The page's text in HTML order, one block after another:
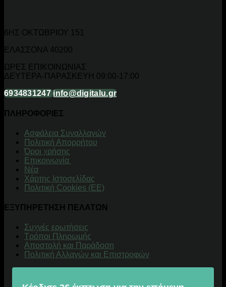
6ΗΣ ΟΚΤΩΒΡΙΟΥ 151
ΕΛΑΣΣΟΝΑ 40200
ΩΡΕΣ ΕΠΙΚΟΙΝΩΝΙΑΣ
ΔΕΥΤΕΡΑ-ΠΑΡΑΣΚΕΥΗ 09:00-17:00
6934831247 info@digitalu.gr
ΠΛΗΡΟΦΟΡΙΕΣ
Aσφάλεια Συναλλαγών
Πολιτική Απορρήτου
Όροι χρήσης
Επικοινωνία
Νέα
Χάρτης Ιστοσελίδας
Πολιτική Cookies (ΕΕ)
ΕΞΥΠΗΡΕΤΗΣΗ ΠΕΛΑΤΩΝ
Συχνές ερωτήσεις
Τρόποι Πληρωμής
Αποστολή και Παράδοση
Πολιτική Αλλαγών και Επιστροφών